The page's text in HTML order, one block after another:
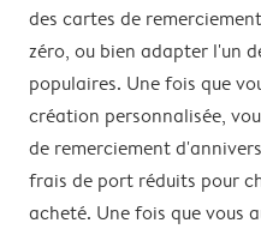
des cartes de
zéro, ou bien adapter l'un
populaires. Une fois que
création personnalisée,
de remerciement
frais de port réduits pour
acheté. Une fois que vous